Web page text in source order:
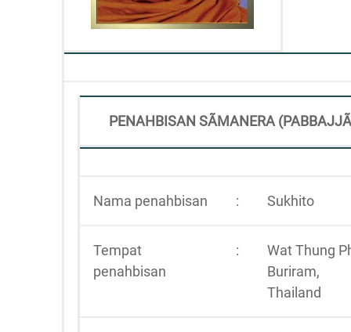
PENAHBISAN SÃMANERA
Nama penahbisan : Sukhito
Tempat
penahbisan
:
Wat Thung
Buriram,
Thailand